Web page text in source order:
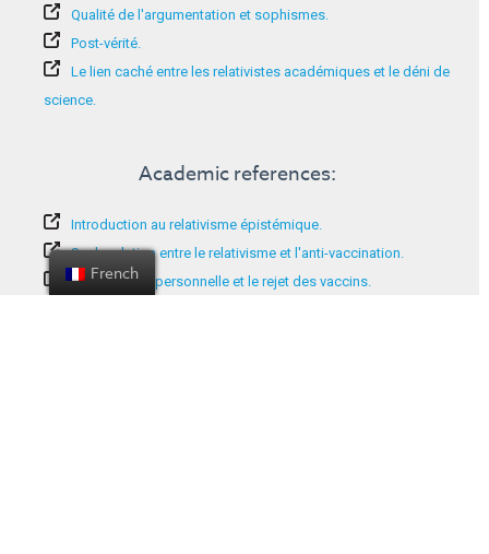
Qualité de l'argumentation et sophismes.
Post-vérité.
Le lien caché entre les relativistes académiques et le déni de
science.
Academic references:
Introduction au relativisme épistémique.
Sur la relation entre le relativisme et l'anti-vaccination.
Sur l'intuition personnelle et le rejet des vaccins.
French